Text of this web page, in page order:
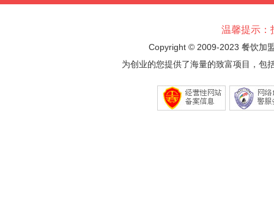
温馨提示：
Copyright © 2009-2023 餐饮加
为创业的您提供了海量的致富项目，